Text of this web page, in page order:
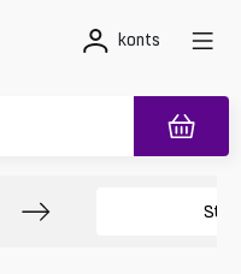
konts